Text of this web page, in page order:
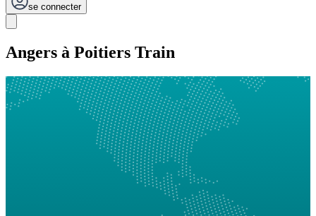
se connecter
Angers à Poitiers Train